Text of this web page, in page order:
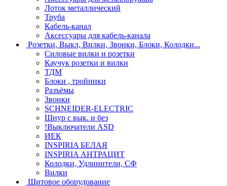
Лоток металлический
Труба
Кабель-канал
Аксессуары для кабель-канала
Розетки, Выкл, Вилки, Звонки, Блоки, Колодки...
Силовые вилки и розетки
Каучук розетки и вилки
ТДМ
Блоки , тройники
Разъёмы
Звонки
SCHNEIDER-ELECTRIC
Шнур с вык. и без
!Выключатели ASD
ИЕК
INSPIRIA БЕЛАЯ
INSPIRIA АНТРАЦИТ
Колодки, Удлинители, СФ
Вилки
Щитовое оборудование